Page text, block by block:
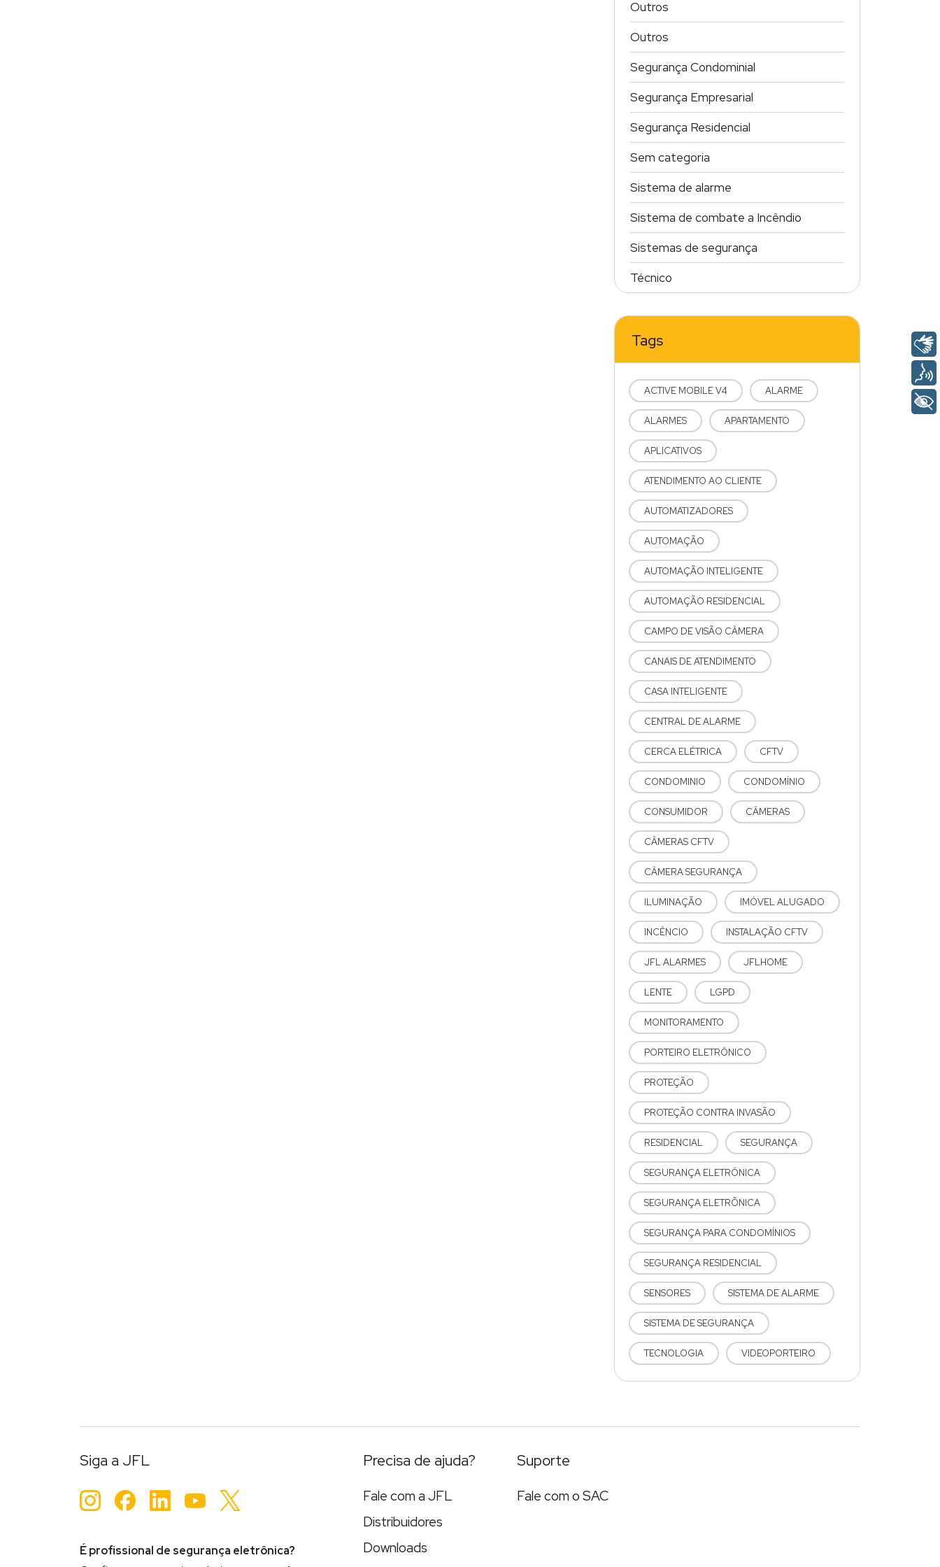
Outros
Outros
Segurança Condominial
Segurança Empresarial
Segurança Residencial
Sem categoria
Sistema de alarme
Sistema de combate a Incêndio
Sistemas de segurança
Técnico
Tags
ACTIVE MOBILE V4 ALARME
ALARMES APARTAMENTO
APLICATIVOS
ATENDIMENTO AO CLIENTE
AUTOMATIZADORES
AUTOMAÇÃO
AUTOMAÇÃO INTELIGENTE
AUTOMAÇÃO RESIDENCIAL
CAMPO DE VISÃO CÂMERA
CANAIS DE ATENDIMENTO
CASA INTELIGENTE
CENTRAL DE ALARME
CERCA ELÉTRICA CFTV
CONDOMINIO CONDOMÍNIO
CONSUMIDOR CÂMERAS
CÂMERAS CFTV
CÂMERA SEGURANÇA
ILUMINAÇÃO IMÓVEL ALUGADO
INCÊNCIO INSTALAÇÃO CFTV
JFL ALARMES JFLHOME
LENTE LGPD
MONITORAMENTO
PORTEIRO ELETRÔNICO
PROTEÇÃO
PROTEÇÃO CONTRA INVASÃO
RESIDENCIAL SEGURANÇA
SEGURANÇA ELETRÔNICA
SEGURANÇA ELETRÕNICA
SEGURANÇA PARA CONDOMÍNIOS
SEGURANÇA RESIDENCIAL
SENSORES SISTEMA DE ALARME
SISTEMA DE SEGURANÇA
TECNOLOGIA VIDEOPORTEIRO
Siga a JFL
Instagram
Facebook
LinkedInYouTube
É profissional de segurança eletrônica?
Precisa de ajuda?
Fale com a JFL
Distribuidores
Downloads
Suporte
Fale com o SAC